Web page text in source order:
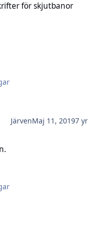
för skjutbanor
JärvenMaj 11, 20197 yr